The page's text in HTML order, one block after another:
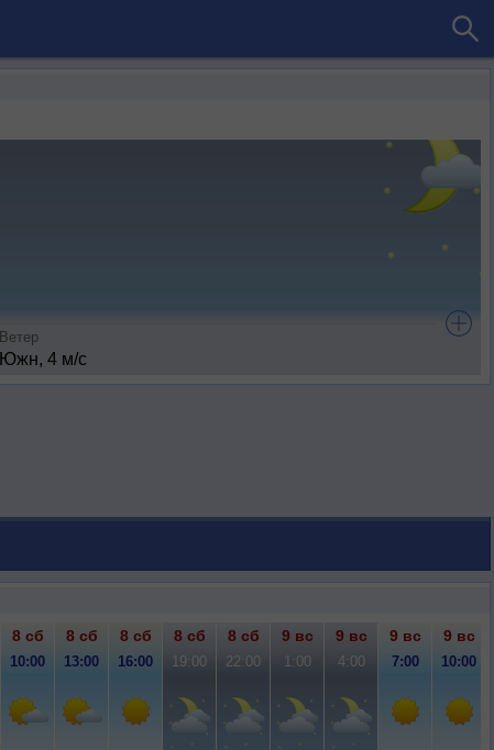
Ветер
Южн, 4 м/с
8 сб 8 сб 8 сб 8 сб 8 сб 9 вс 9 вс 9 вс 9 вс
10:00 13:00 16:00 19:00 22:00 1:00 4:00 7:00 10:00